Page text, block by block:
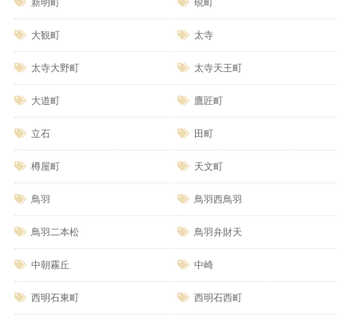
大観町 太寺
太寺大野町 太寺天王町
大道町 鷹匠町
立石 田町
樽屋町 天文町
鳥羽 鳥羽西鳥羽
鳥羽二本松 鳥羽弁財天
中朝霧丘 中崎
西明石東町 西明石西町